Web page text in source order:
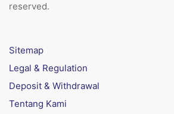
reserved.
Sitemap
Legal & Regulation
Deposit & Withdrawal
Tentang Kami